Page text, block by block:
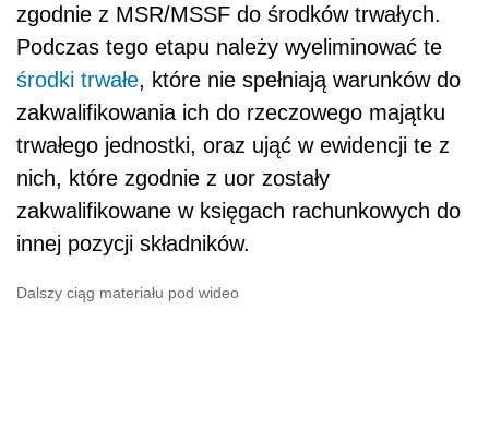
zgodnie z MSR/MSSF do środków trwałych.
Podczas tego etapu należy wyeliminować te
środki trwałe, które nie spełniają warunków do
zakwalifikowania ich do rzeczowego majątku
trwałego jednostki, oraz ująć w ewidencji te z
nich, które zgodnie z uor zostały
zakwalifikowane w księgach rachunkowych do
innej pozycji składników.
Dalszy ciąg materiału pod wideo